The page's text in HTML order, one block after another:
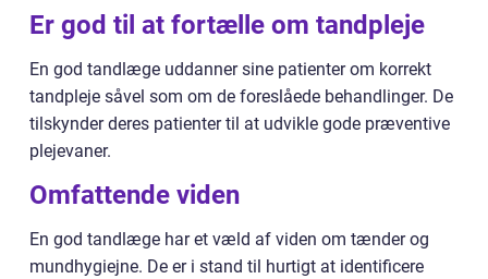
Er god til at fortælle om tandpleje
En god tandlæge uddanner sine patienter om korrekt
tandpleje såvel som om de foreslåede behandlinger. De
tilskynder deres patienter til at udvikle gode præventive
plejevaner.
Omfattende viden
En god tandlæge har et væld af viden om tænder og
mundhygiejne. De er i stand til hurtigt at identificere